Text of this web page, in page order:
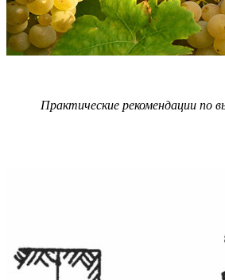
Практические рекомендации по